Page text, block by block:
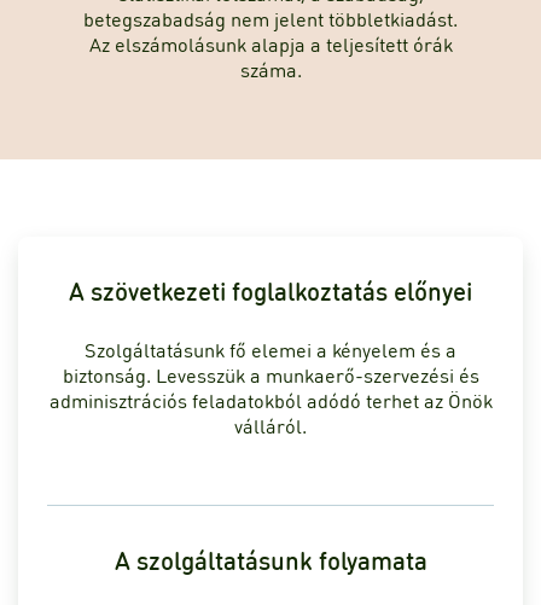
betegszabadság nem jelent többletkiadást.
Az elszámolásunk alapja a teljesített órák
száma.
A szövetkezeti foglalkoztatás előnyei
Szolgáltatásunk fő elemei a kényelem és a
biztonság. Levesszük a munkaerő-szervezési és
adminisztrációs feladatokból adódó terhet az Önök
válláról.
A szolgáltatásunk folyamata